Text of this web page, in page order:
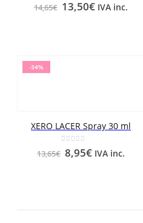
0out of 5
14,65€ 13,50€ IVA inc.
-34%
XERO LACER Spray 30 ml
out of 5
13,65€ 8,95€ IVA inc.